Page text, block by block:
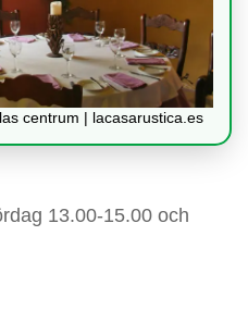
centrum | lacasarustica.es
13.00-15.00 och